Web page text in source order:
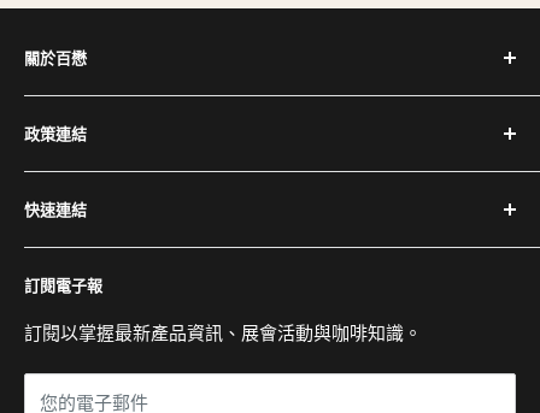
關於百懋
深耕台灣咖啡產業 30+ 年，代理全球頂尖咖啡設備品牌，
提供完整設備與專業維修服務。
電話：(02) 2504-1425
Email：service@cojaft.com.tw
公司：104 台北市中山區農安街 164 號 3 樓
展示間：104 台北市中山區農安街 227-1 號 1 樓
政策連結
隱私權政策
退換貨與退款政策
運送政策
服務條款
快速連結
關於百懋
客戶案例
聯絡我們
常見問題
訂閱電子報
訂閱以掌握最新產品資訊、展會活動與咖啡知識。
您的電子郵件